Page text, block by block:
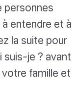
personnes
entendre et à
la suite pour
suis-je ? avant
famille et